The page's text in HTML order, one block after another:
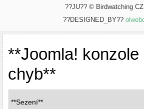
??JU?? © Birdwatching
??DESIGNED_BY??
**Joomla! konzole
chyb**
**Sezení**